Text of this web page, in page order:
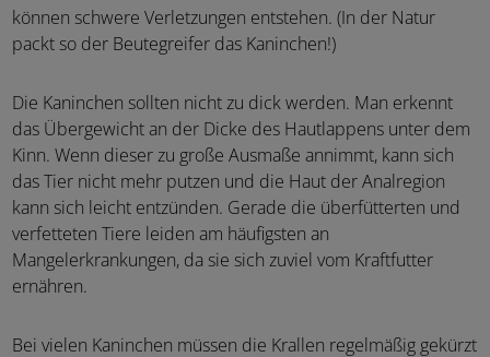
können schwere Verletzungen entstehen. (In der Natur
packt so der Beutegreifer das Kaninchen!)
Die Kaninchen sollten nicht zu dick werden. Man erkennt
das Übergewicht an der Dicke des Hautlappens unter dem
Kinn. Wenn dieser zu große Ausmaße annimmt, kann sich
das Tier nicht mehr putzen und die Haut der Analregion
kann sich leicht entzünden. Gerade die überfütterten und
verfetteten Tiere leiden am häufigsten an
Mangelerkrankungen, da sie sich zuviel vom Kraftfutter
ernähren.
Bei vielen Kaninchen müssen die Krallen regelmäßig gekürzt